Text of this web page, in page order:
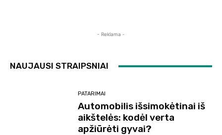
- Reklama -
NAUJAUSI STRAIPSNIAI
PATARIMAI
Automobilis išsimokėtinai iš
aikštelės: kodėl verta
apžiūrėti gyvai?